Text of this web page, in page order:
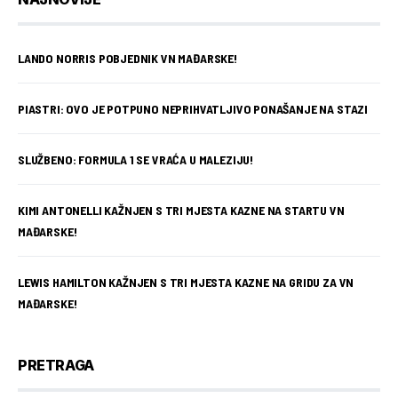
LANDO NORRIS POBJEDNIK VN MAĐARSKE!
PIASTRI: OVO JE POTPUNO NEPRIHVATLJIVO PONAŠANJE NA STAZI
SLUŽBENO: FORMULA 1 SE VRAĆA U MALEZIJU!
KIMI ANTONELLI KAŽNJEN S TRI MJESTA KAZNE NA STARTU VN
MAĐARSKE!
LEWIS HAMILTON KAŽNJEN S TRI MJESTA KAZNE NA GRIDU ZA VN
MAĐARSKE!
PRETRAGA